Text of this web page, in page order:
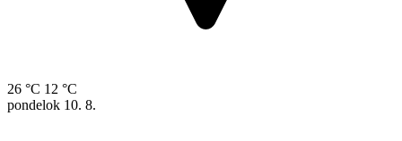
26 °C 12 °C
pondelok 10. 8.